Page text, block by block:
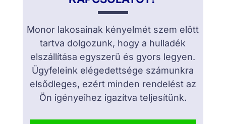
Monor lakosainak kényelmét szem előtt
tartva dolgozunk, hogy a hulladék
elszállítása egyszerű és gyors legyen.
Ügyfeleink elégedettsége számunkra
elsődleges, ezért minden rendelést az
Ön igényeihez igazítva teljesítünk.